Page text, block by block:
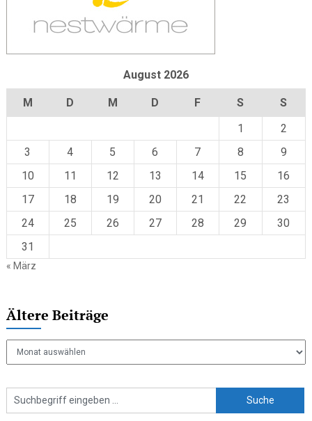
August 2026
M D M D F S
S
1
2
3
4 5 6 7 8
9
10
11 12 13 14 15
16
17
18 19 20 21 22
23
24
25 26 27 28 29
30
31
« März
Ältere Beiträge